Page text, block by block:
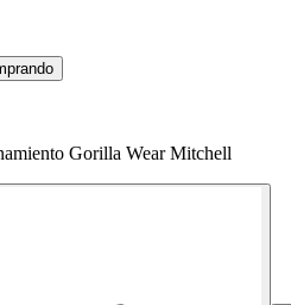
Gorilla Wear Mitchell